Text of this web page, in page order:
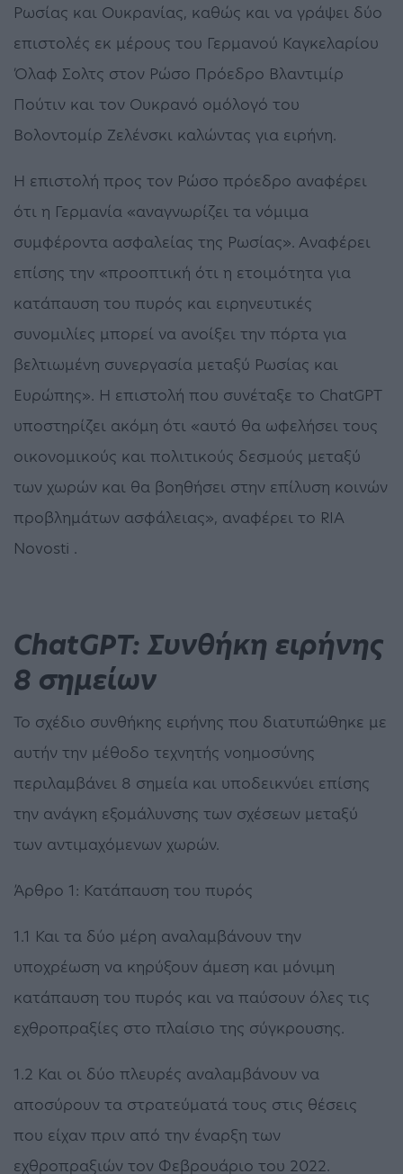
Ρωσίας και Ουκρανίας, καθώς και να γράψει δύο
επιστολές εκ μέρους του Γερμανού Καγκελαρίου
Όλαφ Σολτς στον Ρώσο Πρόεδρο Βλαντιμίρ
Πούτιν και τον Ουκρανό ομόλογό του
Βολοντομίρ Ζελένσκι καλώντας για ειρήνη.
Η επιστολή προς τον Ρώσο πρόεδρο αναφέρει
ότι η Γερμανία «αναγνωρίζει τα νόμιμα
συμφέροντα ασφαλείας της Ρωσίας». Αναφέρει
επίσης την «προοπτική ότι η ετοιμότητα για
κατάπαυση του πυρός και ειρηνευτικές
συνομιλίες μπορεί να ανοίξει την πόρτα για
βελτιωμένη συνεργασία μεταξύ Ρωσίας και
Ευρώπης». Η επιστολή που συνέταξε το ChatGPT
υποστηρίζει ακόμη ότι «αυτό θα ωφελήσει τους
οικονομικούς και πολιτικούς δεσμούς μεταξύ
των χωρών και θα βοηθήσει στην επίλυση κοινών
προβλημάτων ασφάλειας», αναφέρει το RIA
Novosti .
ChatGPT: Συνθήκη ειρήνης
8 σημείων
Το σχέδιο συνθήκης ειρήνης που διατυπώθηκε με
αυτήν την μέθοδο τεχνητής νοημοσύνης
περιλαμβάνει 8 σημεία και υποδεικνύει επίσης
την ανάγκη εξομάλυνσης των σχέσεων μεταξύ
των αντιμαχόμενων χωρών.
Άρθρο 1: Κατάπαυση του πυρός
1.1 Και τα δύο μέρη αναλαμβάνουν την
υποχρέωση να κηρύξουν άμεση και μόνιμη
κατάπαυση του πυρός και να παύσουν όλες τις
εχθροπραξίες στο πλαίσιο της σύγκρουσης.
1.2 Και οι δύο πλευρές αναλαμβάνουν να
αποσύρουν τα στρατεύματά τους στις θέσεις
που είχαν πριν από την έναρξη των
εχθροπραξιών τον Φεβρουάριο του 2022.